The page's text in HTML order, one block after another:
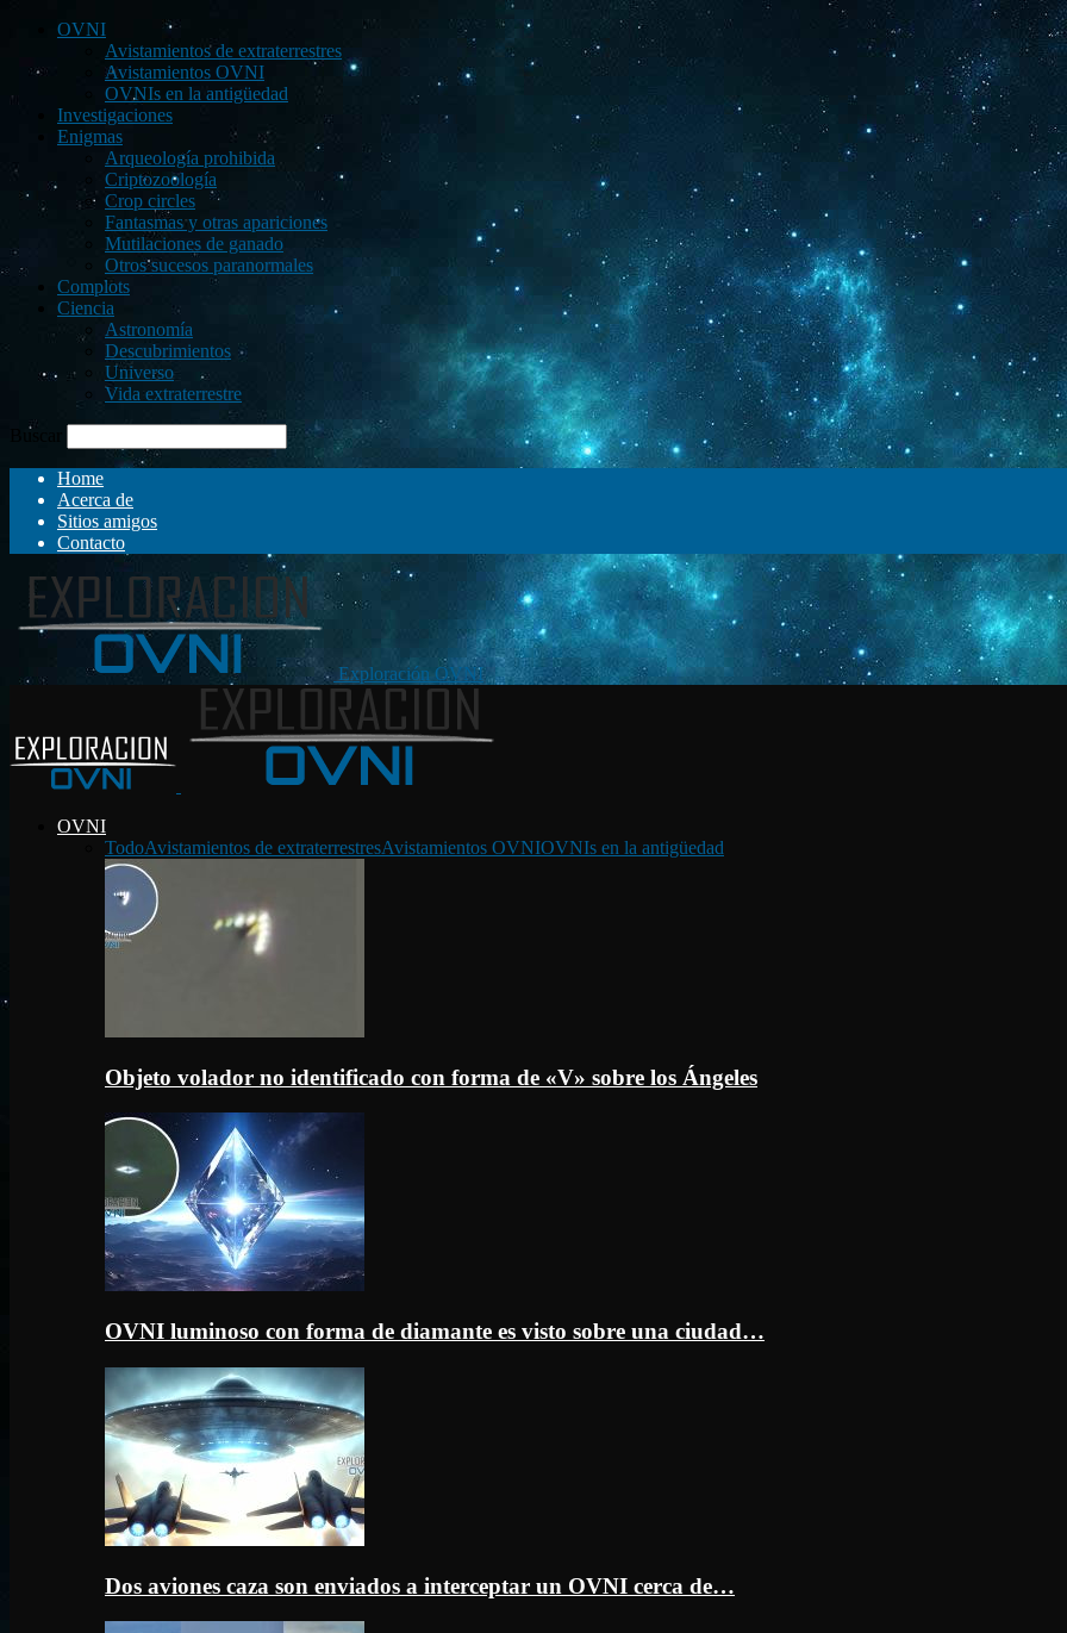
OVNI
Avistamientos de extraterrestres
Avistamientos OVNI
OVNIs en la antigüedad
Investigaciones
Enigmas
Arqueología prohibida
Criptozoología
Crop circles
Fantasmas y otras apariciones
Mutilaciones de ganado
Otros sucesos paranormales
Complots
Ciencia
Astronomía
Descubrimientos
Universo
Vida extraterrestre
Buscar
Home
Acerca de
Sitios amigos
Contacto
Exploración OVNI
OVNI
TodoAvistamientos de extraterrestresAvistamientos OVNIOVNIs en la antigüedad
Objeto volador no identificado con forma de «V» sobre los Ángeles
OVNI luminoso con forma de diamante es visto sobre una ciudad…
Dos aviones caza son enviados a interceptar un OVNI cerca de…